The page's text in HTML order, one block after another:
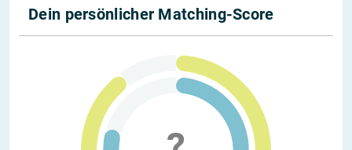
Dein persönlicher Matching-Score